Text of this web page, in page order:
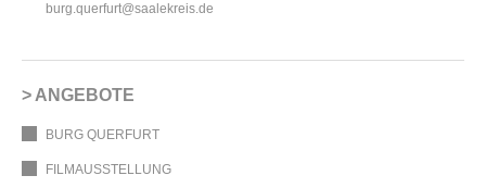
burg.querfurt@saalekreis.de
ANGEBOTE
BURG QUERFURT
FILMAUSSTELLUNG